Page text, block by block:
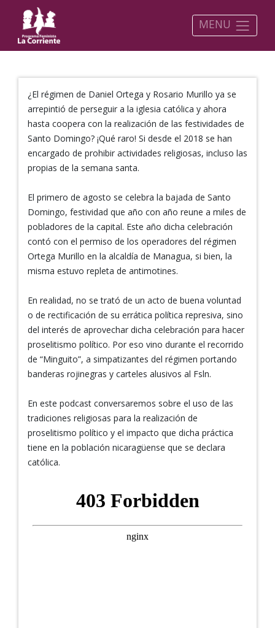
MENU
¿El régimen de Daniel Ortega y Rosario Murillo ya se
arrepintió de perseguir a la iglesia católica y ahora
hasta coopera con la realización de las festividades de
Santo Domingo? ¡Qué raro! Si desde el 2018 se han
encargado de prohibir actividades religiosas, incluso las
propias de la semana santa.
El primero de agosto se celebra la bajada de Santo
Domingo, festividad que año con año reune a miles de
pobladores de la capital. Este año dicha celebración
contó con el permiso de los operadores del régimen
Ortega Murillo en la alcaldía de Managua, si bien, la
misma estuvo repleta de antimotines.
En realidad, no se trató de un acto de buena voluntad
o de rectificación de su errática política represiva, sino
del interés de aprovechar dicha celebración para hacer
proselitismo político. Por eso vino durante el recorrido
de “Minguito”, a simpatizantes del régimen portando
banderas rojinegras y carteles alusivos al Fsln.
En este podcast conversaremos sobre el uso de las
tradiciones religiosas para la realización de
proselitismo político y el impacto que dicha práctica
tiene en la población nicaragüense que se declara
católica.